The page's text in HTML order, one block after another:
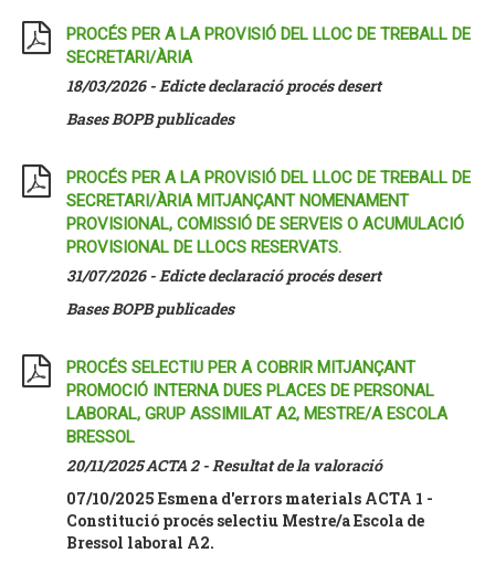
PROCÉS PER A LA PROVISIÓ DEL LLOC DE TREBALL DE
SECRETARI/ÀRIA
18/03/2026 - Edicte declaració procés desert
Bases BOPB publicades
PROCÉS PER A LA PROVISIÓ DEL LLOC DE TREBALL DE
SECRETARI/ÀRIA MITJANÇANT NOMENAMENT
PROVISIONAL, COMISSIÓ DE SERVEIS O ACUMULACIÓ
PROVISIONAL DE LLOCS RESERVATS.
31/07/2026 - Edicte declaració procés desert
Bases BOPB publicades
PROCÉS SELECTIU PER A COBRIR MITJANÇANT
PROMOCIÓ INTERNA DUES PLACES DE PERSONAL
LABORAL, GRUP ASSIMILAT A2, MESTRE/A ESCOLA
BRESSOL
20/11/2025 ACTA 2 - Resultat de la valoració
07/10/2025 Esmena d'errors materials ACTA 1 -
Constitució procés selectiu Mestre/a Escola de
Bressol laboral A2.